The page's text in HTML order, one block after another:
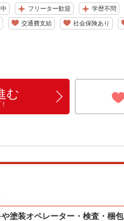
フリーター歓迎 学歴不問
交通費支給 社会保険あり
む
塗装オペレーター・検査・梱包